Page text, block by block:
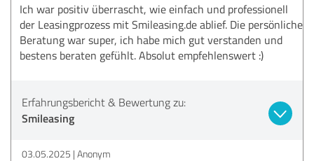
Ich war positiv überrascht, wie einfach und professionell
der Leasingprozess mit Smileasing.de ablief. Die persönliche
Beratung war super, ich habe mich gut verstanden und
bestens beraten gefühlt. Absolut empfehlenswert :)
Erfahrungsbericht & Bewertung zu:
Smileasing
03.05.2025 Anonym